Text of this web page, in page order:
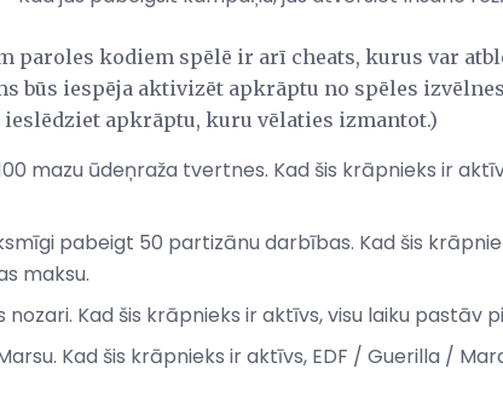
paroles kodiem spēlē ir arī cheats, kurus var
būs iespēja aktivizēt apkrāptu no spēles
apkrāptu, kuru vēlaties izmantot.)
mazu ūdeņraža tvertnes. Kad šis krāpnieks ir
pabeigt 50 partizānu darbības. Kad šis
maksu.
Kad šis krāpnieks ir aktīvs, visu laiku pastāv
Kad šis krāpnieks ir aktīvs, EDF / Guerilla /